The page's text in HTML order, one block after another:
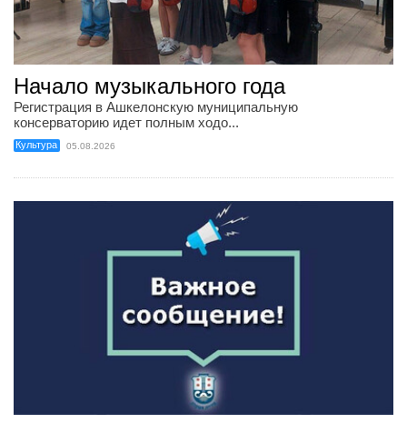
Начало музыкального года
Регистрация в Ашкелонскую муниципальную
консерваторию идет полным ходо...
Культура 05.08.2026